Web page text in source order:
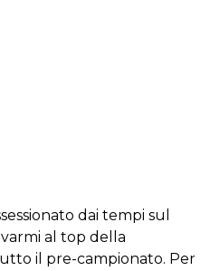
dai tempi sul
al top della
il pre-campionato. Per